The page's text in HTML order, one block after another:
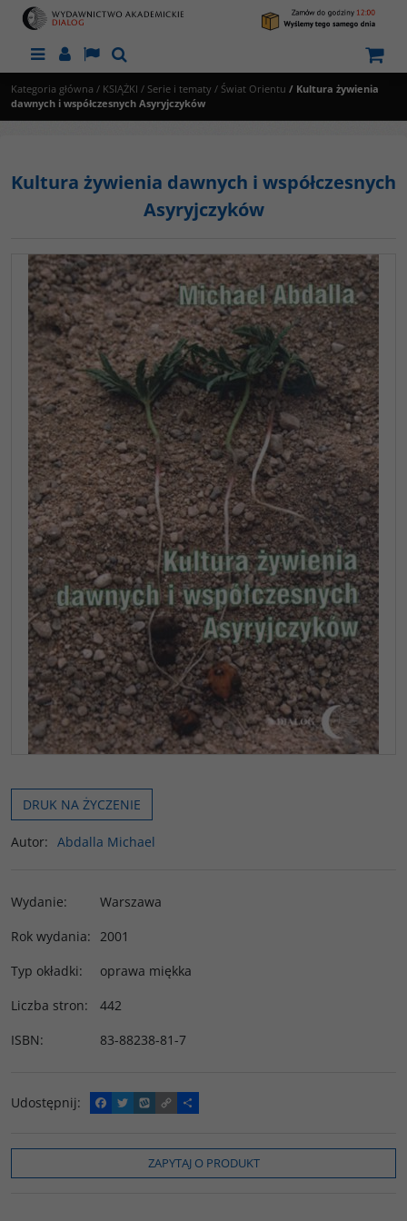
MenuPanelLangSzukaj
Kategoria główna / KSIĄŻKI / Serie i tematy / Świat Orientu / Kultura żywienia
dawnych i współczesnych Asyryjczyków
Kultura żywienia dawnych i współczesnych
Asyryjczyków
DRUK NA ŻYCZENIE
Autor: Abdalla Michael
Wydanie:
Warszawa
Rok wydania: 2001
Typ okładki:
oprawa miękka
Liczba stron:
442
ISBN: 83-88238-81-7
Udostępnij:
F
a
e
o
T
w
t
e
W
y
o
p
C
o
y
L
i
P
o
z
i
e
ZAPYTAJ O PRODUKT